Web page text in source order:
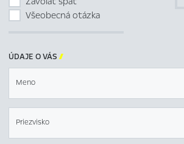
Všeobecná otázka
ÚDAJE O VÁS 
Meno
Priezvisko